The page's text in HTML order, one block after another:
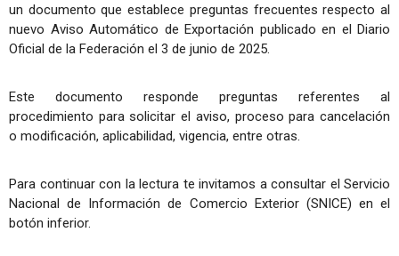
un documento que establece preguntas frecuentes respecto al
nuevo Aviso Automático de Exportación publicado en el Diario
Oficial de la Federación el 3 de junio de 2025.
Este documento responde preguntas referentes al
procedimiento para solicitar el aviso, proceso para cancelación
o modificación, aplicabilidad, vigencia, entre otras.
Para continuar con la lectura te invitamos a consultar el Servicio
Nacional de Información de Comercio Exterior (SNICE) en el
botón inferior.